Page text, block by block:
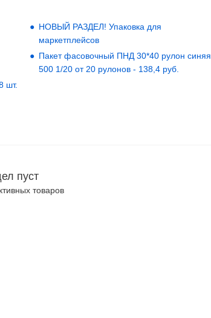
НОВЫЙ РАЗДЕЛ! Упаковка для
маркетплейсов
Пакет фасовочный ПНД 30*40 рулон синяя
500 1/20 от 20 рулонов - 138,4 руб.
шт.
пуст
товаров